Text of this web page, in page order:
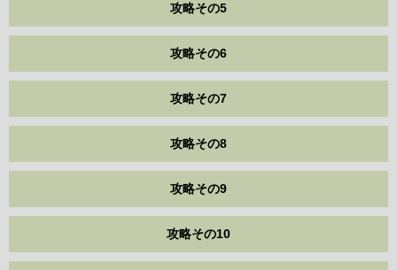
攻略その5
攻略その6
攻略その7
攻略その8
攻略その9
攻略その10